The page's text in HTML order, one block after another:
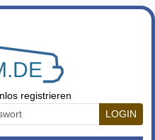
registrieren
LOGIN